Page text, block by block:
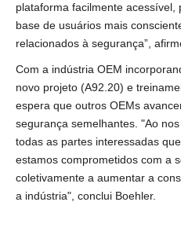
plataforma facilmente acessível,
base de usuários mais
relacionados à segurança”,
Com a indústria OEM
novo projeto (A92.20) e
espera que outros OEMs
segurança semelhantes. "Ao
todas as partes interessadas
estamos comprometidos com a
coletivamente a aumentar a
a indústria", conclui Boehler.